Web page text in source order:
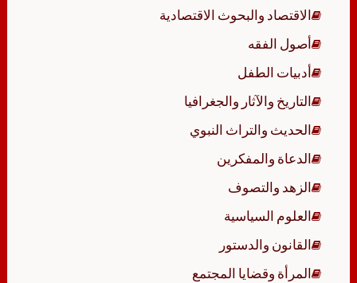
الاقتصاد والبحوث الاقتصادية
أصول الفقه
أدبيات الطفل
التاريخ والآثار والجغرافيا
الحديث والتراث النبوي
الدعاة والمفكرين
الزهد والتصوف
العلوم السياسية
القانون والدستور
المرأة وقضايا المجتمع